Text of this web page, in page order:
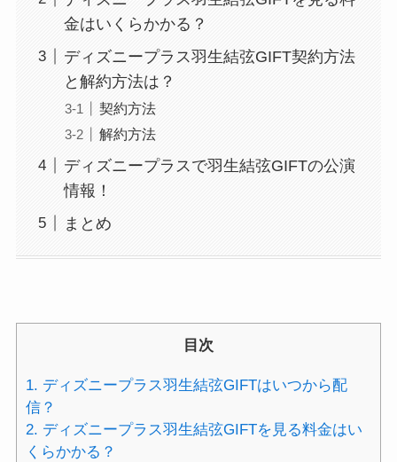
金はいくらかかる？
ディズニープラス羽生結弦GIFT契約方法
と解約方法は？
契約方法
解約方法
ディズニープラスで羽生結弦GIFTの公演
情報！
まとめ
目次
1. ディズニープラス羽生結弦GIFTはいつから配
信？
2. ディズニープラス羽生結弦GIFTを見る料金はい
くらかかる？